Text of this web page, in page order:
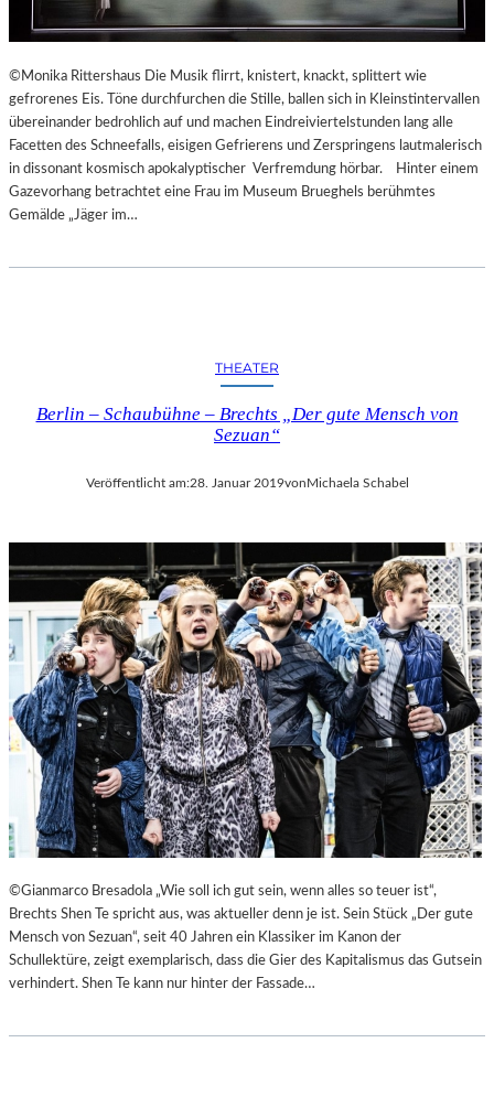
©Monika Rittershaus Die Musik flirrt, knistert, knackt, splittert wie
gefrorenes Eis. Töne durchfurchen die Stille, ballen sich in Kleinstintervallen
übereinander bedrohlich auf und machen Eindreiviertelstunden lang alle
Facetten des Schneefalls, eisigen Gefrierens und Zerspringens lautmalerisch
in dissonant kosmisch apokalyptischer Verfremdung hörbar. Hinter einem
Gazevorhang betrachtet eine Frau im Museum Brueghels berühmtes
Gemälde „Jäger im…
THEATER
Berlin – Schaubühne – Brechts „Der gute Mensch von
Sezuan“
Veröffentlicht am:28. Januar 2019vonMichaela Schabel
©Gianmarco Bresadola „Wie soll ich gut sein, wenn alles so teuer ist“,
Brechts Shen Te spricht aus, was aktueller denn je ist. Sein Stück „Der gute
Mensch von Sezuan“, seit 40 Jahren ein Klassiker im Kanon der
Schullektüre, zeigt exemplarisch, dass die Gier des Kapitalismus das Gutsein
verhindert. Shen Te kann nur hinter der Fassade…